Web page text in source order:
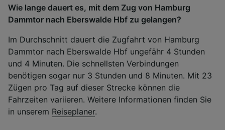
Wie lange dauert es, mit dem Zug von Hamburg
Dammtor nach Eberswalde Hbf zu gelangen?
Im Durchschnitt dauert die Zugfahrt von Hamburg
Dammtor nach Eberswalde Hbf ungefähr 4 Stunden
und 4 Minuten. Die schnellsten Verbindungen
benötigen sogar nur 3 Stunden und 8 Minuten. Mit 23
Zügen pro Tag auf dieser Strecke können die
Fahrzeiten variieren. Weitere Informationen finden Sie
in unserem Reiseplaner.